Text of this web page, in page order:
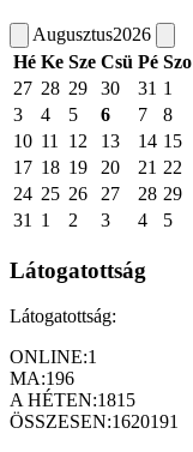
Augusztus2026
Hé Ke Sze Csü Pé Szo
27 28 29 30 31 1
3
4 5 6 7 8
10 11 12 13 14 15
17 18 19 20 21 22
24 25 26 27 28 29
31
1 2 3 4 5
Látogatottság
Látogatottság:
ONLINE:1
MA:196
A HÉTEN:1815
ÖSSZESEN:1620191